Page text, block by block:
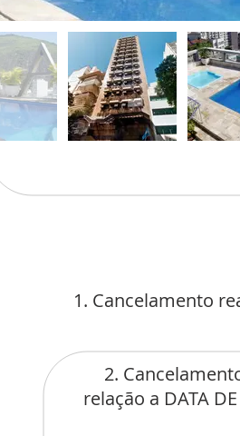
1. Cancelamento
2.
relação a DATA